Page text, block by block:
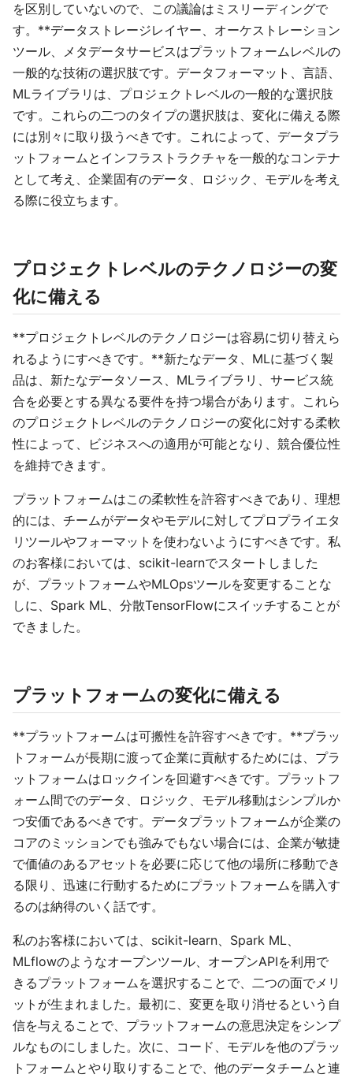
を区別していないので、この議論はミスリーディングで
す。**データストレージレイヤー、オーケストレーション
ツール、メタデータサービスはプラットフォームレベルの
一般的な技術の選択肢です。データフォーマット、言語、
MLライブラリは、プロジェクトレベルの一般的な選択肢
です。これらの二つのタイプの選択肢は、変化に備える際
には別々に取り扱うべきです。これによって、データプラ
ットフォームとインフラストラクチャを一般的なコンテナ
として考え、企業固有のデータ、ロジック、モデルを考え
る際に役立ちます。
プロジェクトレベルのテクノロジーの変
化に備える
**プロジェクトレベルのテクノロジーは容易に切り替えら
れるようにすべきです。**新たなデータ、MLに基づく製
品は、新たなデータソース、MLライブラリ、サービス統
合を必要とする異なる要件を持つ場合があります。これら
のプロジェクトレベルのテクノロジーの変化に対する柔軟
性によって、ビジネスへの適用が可能となり、競合優位性
を維持できます。
プラットフォームはこの柔軟性を許容すべきであり、理想
的には、チームがデータやモデルに対してプロプライエタ
リツールやフォーマットを使わないようにすべきです。私
のお客様においては、scikit-learnでスタートしました
が、プラットフォームやMLOpsツールを変更することな
しに、Spark ML、分散TensorFlowにスイッチすることが
できました。
プラットフォームの変化に備える
**プラットフォームは可搬性を許容すべきです。**プラッ
トフォームが長期に渡って企業に貢献するためには、プラ
ットフォームはロックインを回避すべきです。プラットフ
ォーム間でのデータ、ロジック、モデル移動はシンプルか
つ安価であるべきです。データプラットフォームが企業の
コアのミッションでも強みでもない場合には、企業が敏捷
で価値のあるアセットを必要に応じて他の場所に移動でき
る限り、迅速に行動するためにプラットフォームを購入す
るのは納得のいく話です。
私のお客様においては、scikit-learn、Spark ML、
MLflowのようなオープンツール、オープンAPIを利用で
きるプラットフォームを選択することで、二つの面でメリ
ットが生まれました。最初に、変更を取り消せるという自
信を与えることで、プラットフォームの意思決定をシンプ
ルなものにしました。次に、コード、モデルを他のプラッ
トフォームとやり取りすることで、他のデータチームと連